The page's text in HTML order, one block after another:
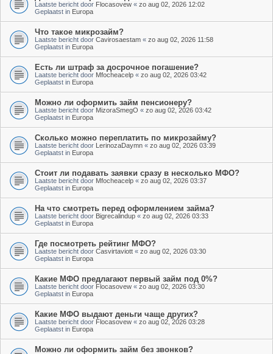
Laatste bericht door Flocasovew « zo aug 02, 2026 12:02
Geplaatst in Europa
Что такое микрозайм?
Laatste bericht door Cavirosaestam « zo aug 02, 2026 11:58
Geplaatst in Europa
Есть ли штраф за досрочное погашение?
Laatste bericht door Mfocheacelp « zo aug 02, 2026 03:42
Geplaatst in Europa
Можно ли оформить займ пенсионеру?
Laatste bericht door MizoraSmegO « zo aug 02, 2026 03:42
Geplaatst in Europa
Сколько можно переплатить по микрозайму?
Laatste bericht door LerinozaDaymn « zo aug 02, 2026 03:39
Geplaatst in Europa
Стоит ли подавать заявки сразу в несколько МФО?
Laatste bericht door Mfocheacelp « zo aug 02, 2026 03:37
Geplaatst in Europa
На что смотреть перед оформлением займа?
Laatste bericht door Bigrecalindup « zo aug 02, 2026 03:33
Geplaatst in Europa
Где посмотреть рейтинг МФО?
Laatste bericht door Casvirtaviott « zo aug 02, 2026 03:30
Geplaatst in Europa
Какие МФО предлагают первый займ под 0%?
Laatste bericht door Flocasovew « zo aug 02, 2026 03:30
Geplaatst in Europa
Какие МФО выдают деньги чаще других?
Laatste bericht door Flocasovew « zo aug 02, 2026 03:28
Geplaatst in Europa
Можно ли оформить займ без звонков?